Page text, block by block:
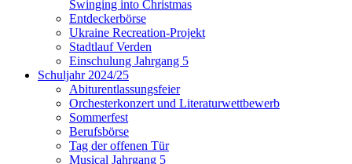
Swinging into Christmas
Entdeckerbörse
Ukraine Recreation-Projekt
Stadtlauf Verden
Einschulung Jahrgang 5
Schuljahr 2024/25
Abiturentlassungsfeier
Orchesterkonzert und Literaturwettbewerb
Sommerfest
Berufsbörse
Tag der offenen Tür
Musical Jahrgang 5